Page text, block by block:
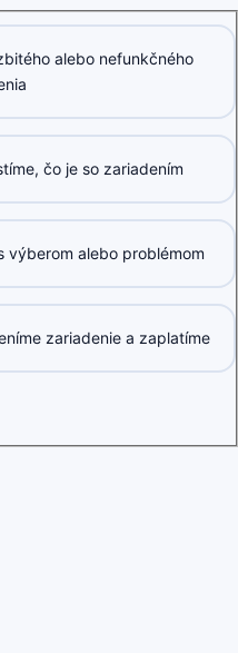
alebo nefunkčného
čo je so zariadením
výberom alebo problémom
zariadenie a zaplatíme